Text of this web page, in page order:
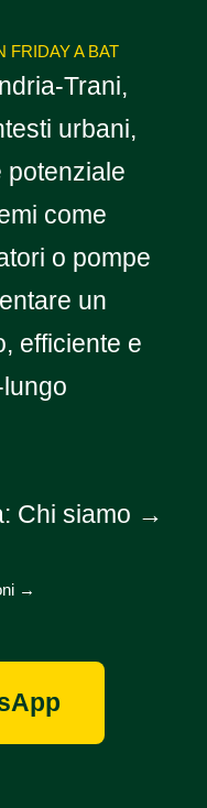
FRIDAY A BAT
Trani,
urbani,
potenziale
come
o pompe
un
efficiente e
Chi siamo →
→